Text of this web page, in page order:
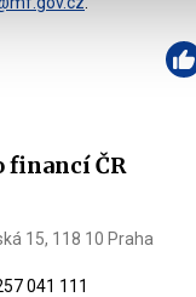
ČR
15, 118 10 Praha
041 111